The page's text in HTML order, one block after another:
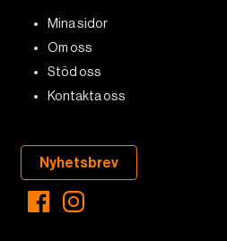
Mina sidor
Om oss
Stöd oss
Kontakta oss
Nyhetsbrev